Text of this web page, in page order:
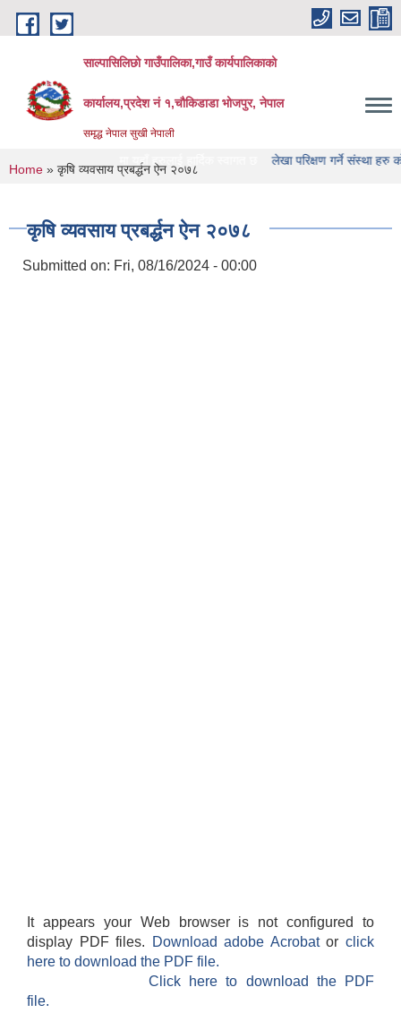
Skip to main content
साल्पासिलिछो गाउँपालिका,गाउँ कार्यपालिकाको
कार्यालय,प्रदेश नं १,चौकिडाडा भोजपुर, नेपाल
समृद्ध नेपाल सुखी नेपाली
को वेभसाइट मा यहाँ हरुलाई हार्दिक स्वागत छ लेखा परिक्षण गर्ने संस्था हरु को
You are here
Home » कृषि व्यवसाय प्रबर्द्धन ऐन २०७८
कृषि व्यवसाय प्रबर्द्धन ऐन २०७८
Submitted on: Fri, 08/16/2024 - 00:00
It appears your Web browser is not configured to
display PDF files.
Download adobe Acrobatorclick
here to download the PDF file.
Click here to download the PDF
file.